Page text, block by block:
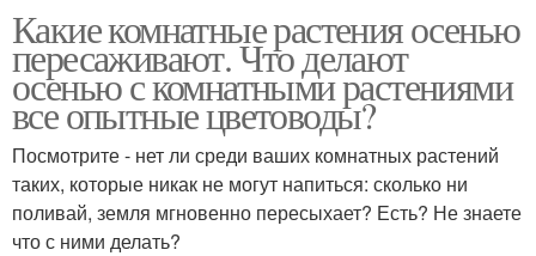
Какие комнатные растения осенью
пересаживают. Что делают
осенью с комнатными растениями
все опытные цветоводы?
Посмотрите - нет ли среди ваших комнатных растений
таких, которые никак не могут напиться: сколько ни
поливай, земля мгновенно пересыхает? Есть? Не знаете
что с ними делать?